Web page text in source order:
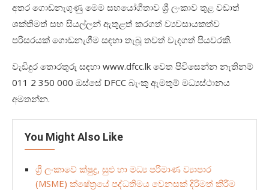
අතර ගොඩනැගුණු මෙම සහයෝගීතාව ශ්‍රී ලංකාව තුළ වඩාත්
ශක්තිමත් සහ සියල්ලන් ඇතුළත් කරගත් ව්‍යවසායකත්ව
පරිසරයක් ගොඩනැගීම සඳහා තැබූ තවත් වැදගත් පියවරකි.
වැඩිදුර තොරතුරු සඳහා www.dfcc.lk වෙත පිවිසෙන්න නැතිනම්
011 2 350 000 ඔස්සේ DFCC බැංකු ඇමතුම් මධ්‍යස්ථානය
අමතන්න.
You Might Also Like
ශ්‍රී ලංකාවේ ක්ෂුද්‍ර, සුළු හා මධ්‍ය පරිමාණ ව්‍යාපාර
(MSME) ක්ෂේත්‍රයේ පද්ධතිමය වෙනසක් දිරිමත් කිරීම